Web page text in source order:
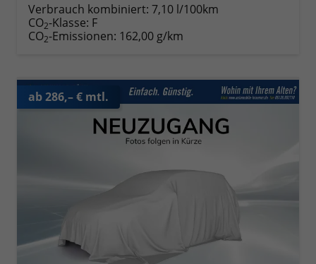
Verbrauch kombiniert: 7,10 l/100km
CO2-Klasse: F
CO2-Emissionen: 162,00 g/km
ab 286,– € mtl.